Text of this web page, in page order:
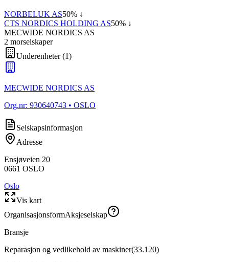
NORBELUK AS50% ↓
CTS NORDICS HOLDING AS50% ↓
MECWIDE NORDICS AS
2 morselskaper
Underenheter(1)
MECWIDE NORDICS AS
Org.nr: 930640743 • OSLO
Selskapsinformasjon
Adresse
Ensjøveien 20
0661 OSLO
Oslo
Vis kart
OrganisasjonsformAksjeselskap
Bransje
Reparasjon og vedlikehold av maskiner(33.120)